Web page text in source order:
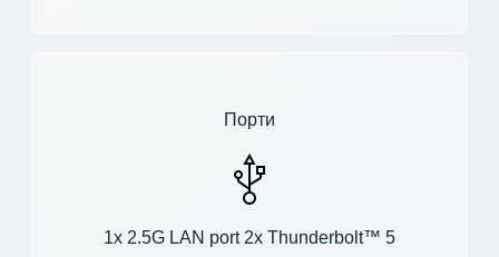
Порти
1x 2.5G LAN port 2x Thunderbolt™ 5